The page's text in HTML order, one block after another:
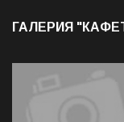
ГАЛЕРИЯ